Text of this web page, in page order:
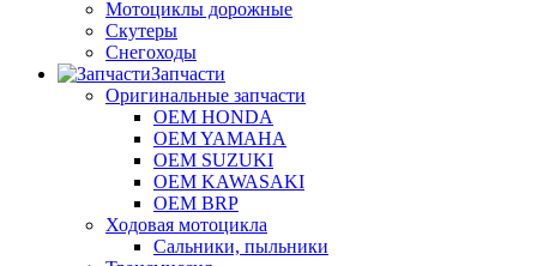
Мотоциклы дорожные
Скутеры
Снегоходы
Запчасти
Оригинальные запчасти
OEM HONDA
OEM YAMAHA
OEM SUZUKI
OEM KAWASAKI
OEM BRP
Ходовая мотоцикла
Сальники, пыльники